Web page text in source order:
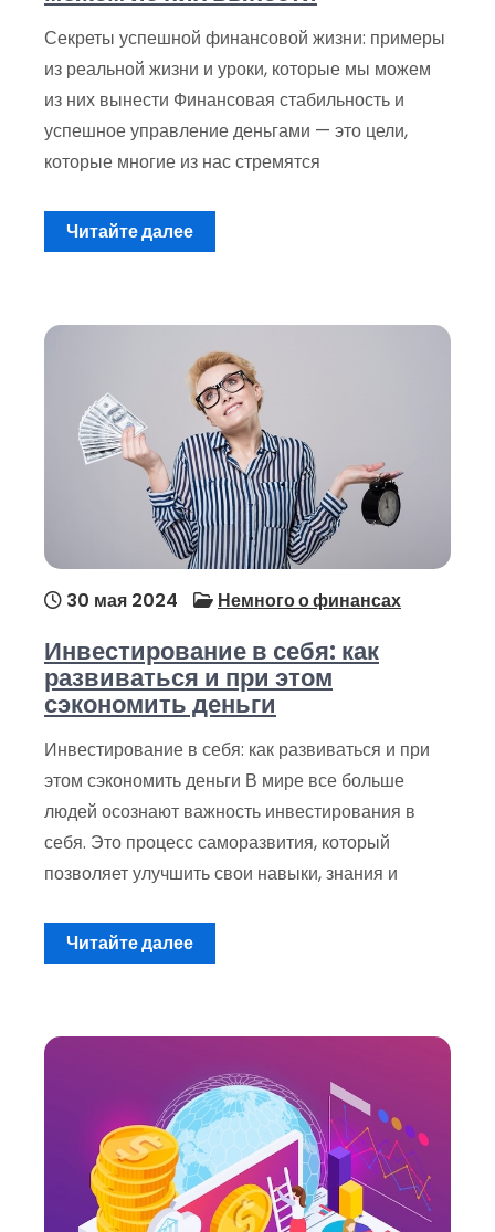
Секреты успешной финансовой жизни: примеры
из реальной жизни и уроки, которые мы можем
из них вынести Финансовая стабильность и
успешное управление деньгами — это цели,
которые многие из нас стремятся
Читайте далее
30 мая 2024 Немного о финансах
Инвестирование в себя: как
развиваться и при этом
сэкономить деньги
Инвестирование в себя: как развиваться и при
этом сэкономить деньги В мире все больше
людей осознают важность инвестирования в
себя. Это процесс саморазвития, который
позволяет улучшить свои навыки, знания и
Читайте далее